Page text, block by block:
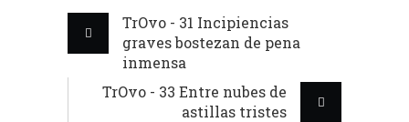
TrOvo - 31 Incipiencias
graves bostezan de pena
inmensa
TrOvo - 33 Entre nubes de
astillas tristes